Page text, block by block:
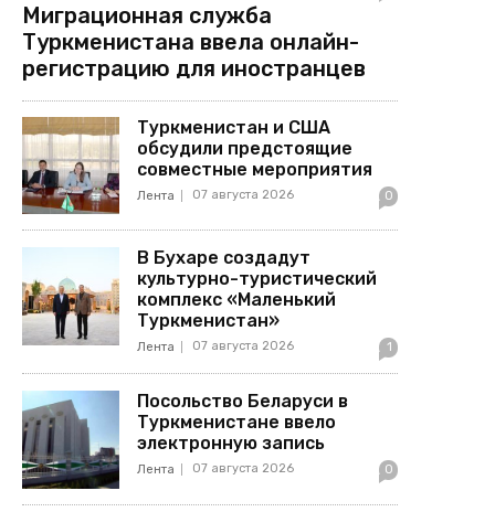
Миграционная служба
Туркменистана ввела онлайн-
регистрацию для иностранцев
Туркменистан и США
обсудили предстоящие
совместные мероприятия
Лента 07 августа 2026 0
В Бухаре создадут
культурно-туристический
комплекс «Маленький
Туркменистан»
Лента 07 августа 2026 1
Посольство Беларуси в
Туркменистане ввело
электронную запись
Лента 07 августа 2026 0